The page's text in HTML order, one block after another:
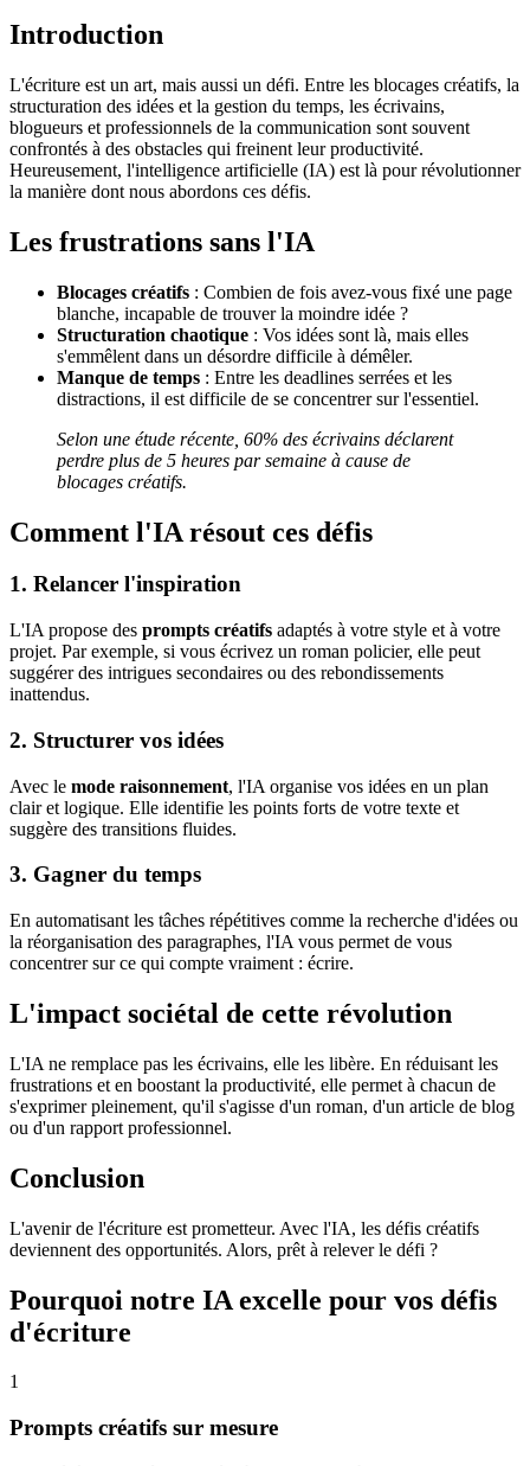
Introduction
L'écriture est un art, mais aussi un défi. Entre les blocages créatifs, la
structuration des idées et la gestion du temps, les écrivains,
blogueurs et professionnels de la communication sont souvent
confrontés à des obstacles qui freinent leur productivité.
Heureusement, l'intelligence artificielle (IA) est là pour révolutionner
la manière dont nous abordons ces défis.
Les frustrations sans l'IA
Blocages créatifs : Combien de fois avez-vous fixé une page
blanche, incapable de trouver la moindre idée ?
Structuration chaotique : Vos idées sont là, mais elles
s'emmêlent dans un désordre difficile à démêler.
Manque de temps : Entre les deadlines serrées et les
distractions, il est difficile de se concentrer sur l'essentiel.
Selon une étude récente, 60% des écrivains déclarent
perdre plus de 5 heures par semaine à cause de
blocages créatifs.
Comment l'IA résout ces défis
1. Relancer l'inspiration
L'IA propose des prompts créatifs adaptés à votre style et à votre
projet. Par exemple, si vous écrivez un roman policier, elle peut
suggérer des intrigues secondaires ou des rebondissements
inattendus.
2. Structurer vos idées
Avec le mode raisonnement, l'IA organise vos idées en un plan
clair et logique. Elle identifie les points forts de votre texte et
suggère des transitions fluides.
3. Gagner du temps
En automatisant les tâches répétitives comme la recherche d'idées ou
la réorganisation des paragraphes, l'IA vous permet de vous
concentrer sur ce qui compte vraiment : écrire.
L'impact sociétal de cette révolution
L'IA ne remplace pas les écrivains, elle les libère. En réduisant les
frustrations et en boostant la productivité, elle permet à chacun de
s'exprimer pleinement, qu'il s'agisse d'un roman, d'un article de blog
ou d'un rapport professionnel.
Conclusion
L'avenir de l'écriture est prometteur. Avec l'IA, les défis créatifs
deviennent des opportunités. Alors, prêt à relever le défi ?
Pourquoi notre IA excelle pour vos défis
d'écriture
1
Prompts créatifs sur mesure